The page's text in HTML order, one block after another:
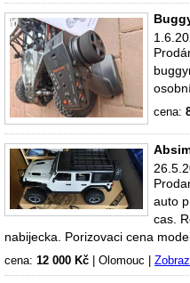
cena:
auto
cas.
nabijecka. Porizovaci cena
cena: 12 000 Kč Olomouc